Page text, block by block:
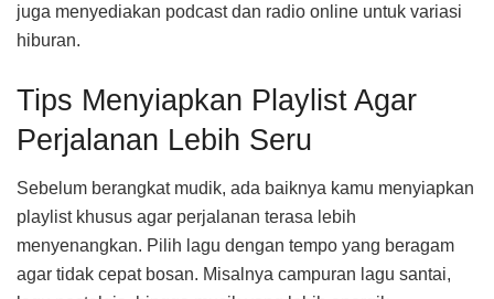
juga menyediakan podcast dan radio online untuk variasi
hiburan.
Tips Menyiapkan Playlist Agar
Perjalanan Lebih Seru
Sebelum berangkat mudik, ada baiknya kamu menyiapkan
playlist khusus agar perjalanan terasa lebih
menyenangkan. Pilih lagu dengan tempo yang beragam
agar tidak cepat bosan. Misalnya campuran lagu santai,